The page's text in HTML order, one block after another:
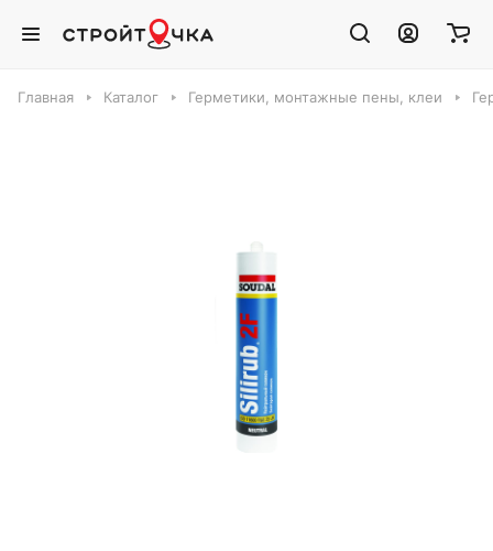
Главная Каталог Герметики, монтажные пены, клеи